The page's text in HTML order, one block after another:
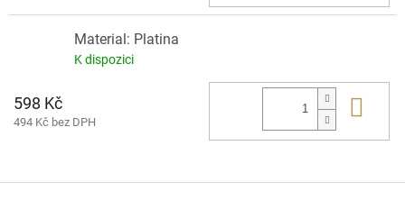
Material: Platina
K dispozici
598 Kč
494 Kč bez DPH